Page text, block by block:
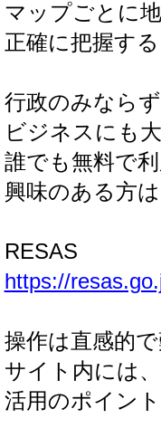
マップごとに
正確に把握す
行政のみなら
ビジネスにも
誰でも無料で
興味のある方
RESAS
https://
操作は直感的
サイト内には
活用のポイン